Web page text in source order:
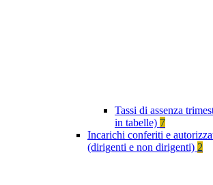
Tassi di assenza
in tabelle) 7
Incarichi conferiti e
(dirigenti e non dirigenti) 2